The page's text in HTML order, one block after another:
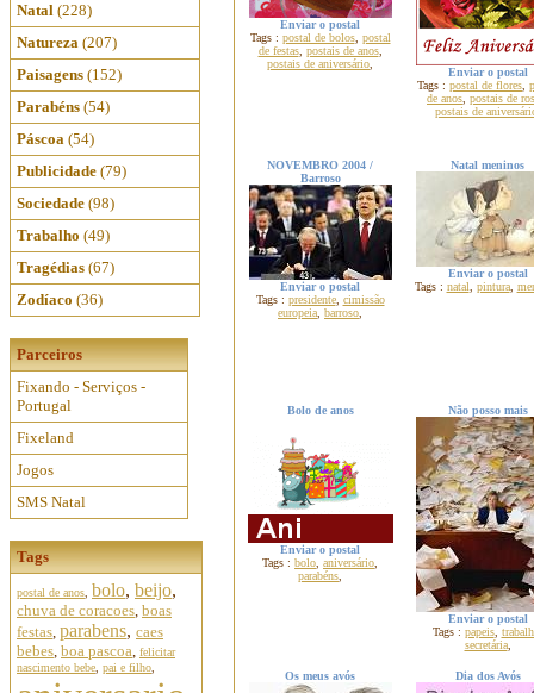
Natal (228)
Natureza (207)
Paisagens (152)
Parabéns (54)
Páscoa (54)
Publicidade (79)
Sociedade (98)
Trabalho (49)
Tragédias (67)
Zodíaco (36)
Parceiros
Fixando - Serviços -
Portugal
Fixeland
Jogos
SMS Natal
Tags
postal de anos bolo, beijo,
chuva de coracoes, boas
festas, parabens, caes
bebes, boa pascoa, felicitar
nascimento bebe pai e filho
Enviar o postal
Tags : postal de bolos, postal
de festas, postais de anos,
postais de aniversário
Enviar o postal
Tags : postal de flores
de anos postais de
postais de
NOVEMBRO 2004 /
Barroso
Enviar o postal
Tags : presidente, cimissão
europeia barroso
Natal meninos
Enviar o postal
Tags : natal pintura,
Bolo de anos
Enviar o postal
Tags : bolo aniversário
parabéns
Não posso mais
Enviar o postal
Tags : papeis,
secretária,
Os meus avós Dia dos Avós